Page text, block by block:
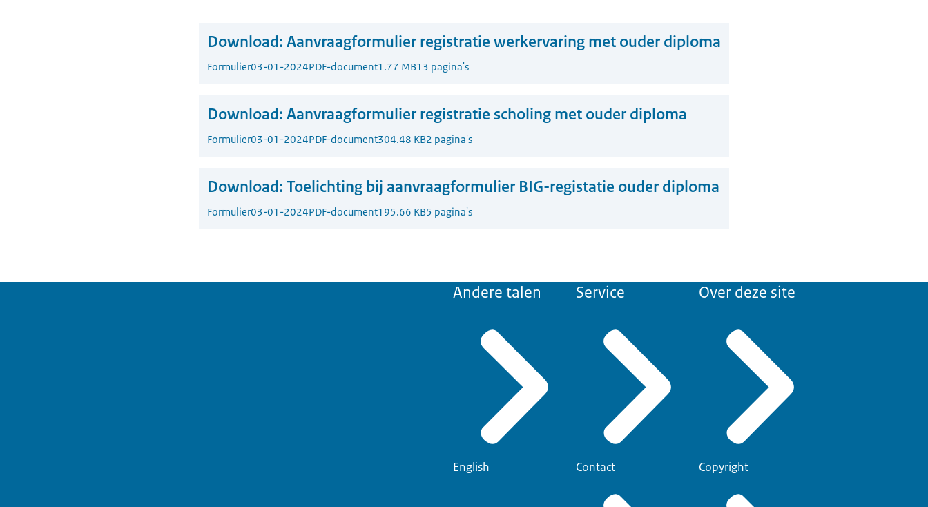
Download: Aanvraagformulier registratie werkervaring met ouder diploma
Formulier03-01-2024PDF-document1.77 MB13 pagina's
Download: Aanvraagformulier registratie scholing met ouder diploma
Formulier03-01-2024PDF-document304.48 KB2 pagina's
Download: Toelichting bij aanvraagformulier BIG-registatie ouder diploma
Formulier03-01-2024PDF-document195.66 KB5 pagina's
Andere talen
English
Service
Contact
Over deze site
Copyright